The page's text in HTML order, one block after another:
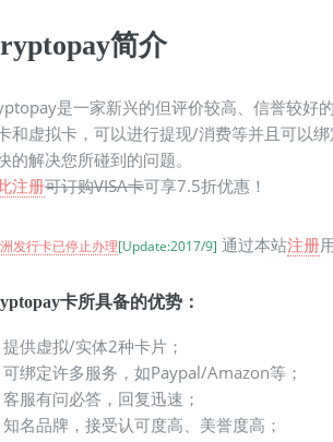
简介
是一家新兴的但评价较高、信誉较好
和虚拟卡，可以进行提现/消费等并且可以
的解决您所碰到的问题。
注册可订购VISA卡可享7.5折优惠！
发行卡已停止办理[Update:2017/9] 通过本站注册
卡所具备的优势：
提供虚拟/实体2种卡片；
可绑定许多服务，如Paypal/Amazon等；
客服有问必答，回复迅速；
知名品牌，接受认可度高、美誉度高；